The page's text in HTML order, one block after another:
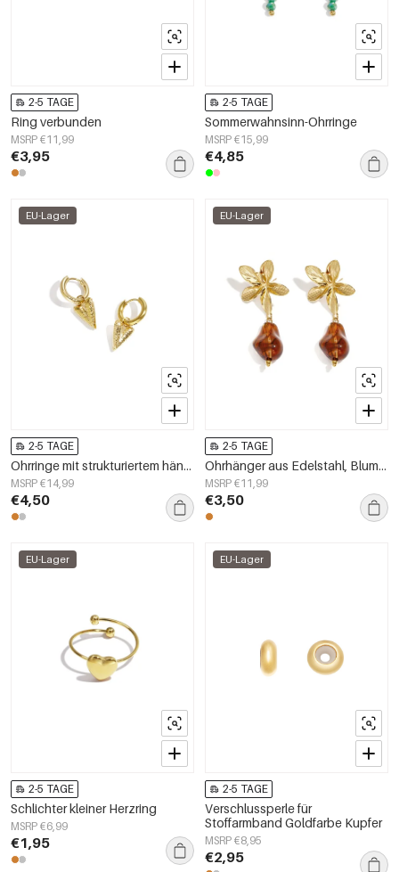
2-5 TAGE
Ring verbunden
MSRP €11,99
€3,95
2-5 TAGE
Sommerwahnsinn-Ohrringe
MSRP €15,99
€4,85
EU-Lager
2-5 TAGE
Ohrringe mit strukturiertem hängendem Herz
MSRP €14,99
€4,50
EU-Lager
2-5 TAGE
Ohrhänger aus Edelstahl, Blumenmuster, schlichte und lässige Serie, Damenschmuck
MSRP €11,99
€3,50
EU-Lager
2-5 TAGE
Schlichter kleiner Herzring
MSRP €6,99
€1,95
EU-Lager
2-5 TAGE
Verschlussperle für
Stoffarmband Goldfarbe Kupfer
MSRP €8,95
€2,95